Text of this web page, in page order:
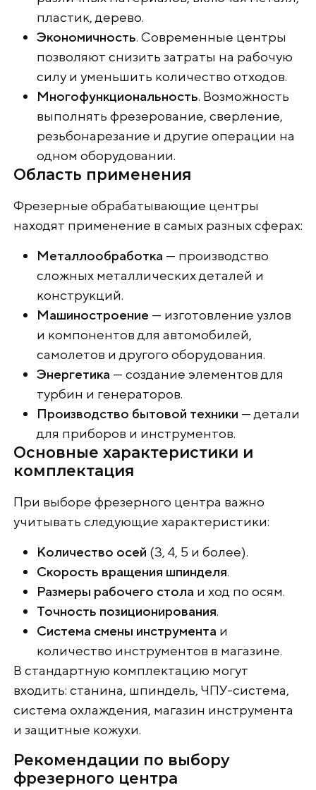
пластик, дерево.
Экономичность. Современные центры
позволяют снизить затраты на рабочую
силу и уменьшить количество отходов.
Многофункциональность. Возможность
выполнять фрезерование, сверление,
резьбонарезание и другие операции на
одном оборудовании.
Область применения
Фрезерные обрабатывающие центры
находят применение в самых разных сферах:
Металлообработка — производство
сложных металлических деталей и
конструкций.
Машиностроение — изготовление узлов
и компонентов для автомобилей,
самолетов и другого оборудования.
Энергетика — создание элементов для
турбин и генераторов.
Производство бытовой техники — детали
для приборов и инструментов.
Основные характеристики и
комплектация
При выборе фрезерного центра важно
учитывать следующие характеристики:
Количество осей (3, 4, 5 и более).
Скорость вращения шпинделя.
Размеры рабочего стола и ход по осям.
Точность позиционирования.
Система смены инструмента и
количество инструментов в магазине.
В стандартную комплектацию могут
входить: станина, шпиндель, ЧПУ-система,
система охлаждения, магазин инструмента
и защитные кожухи.
Рекомендации по выбору
фрезерного центра